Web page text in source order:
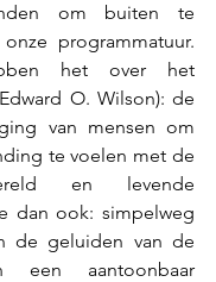
om buiten te
programmatuur.
het over het
O. Wilson): de
van mensen om
te voelen met de
en levende
dan ook: simpelweg
de geluiden van de
een aantoonbaar